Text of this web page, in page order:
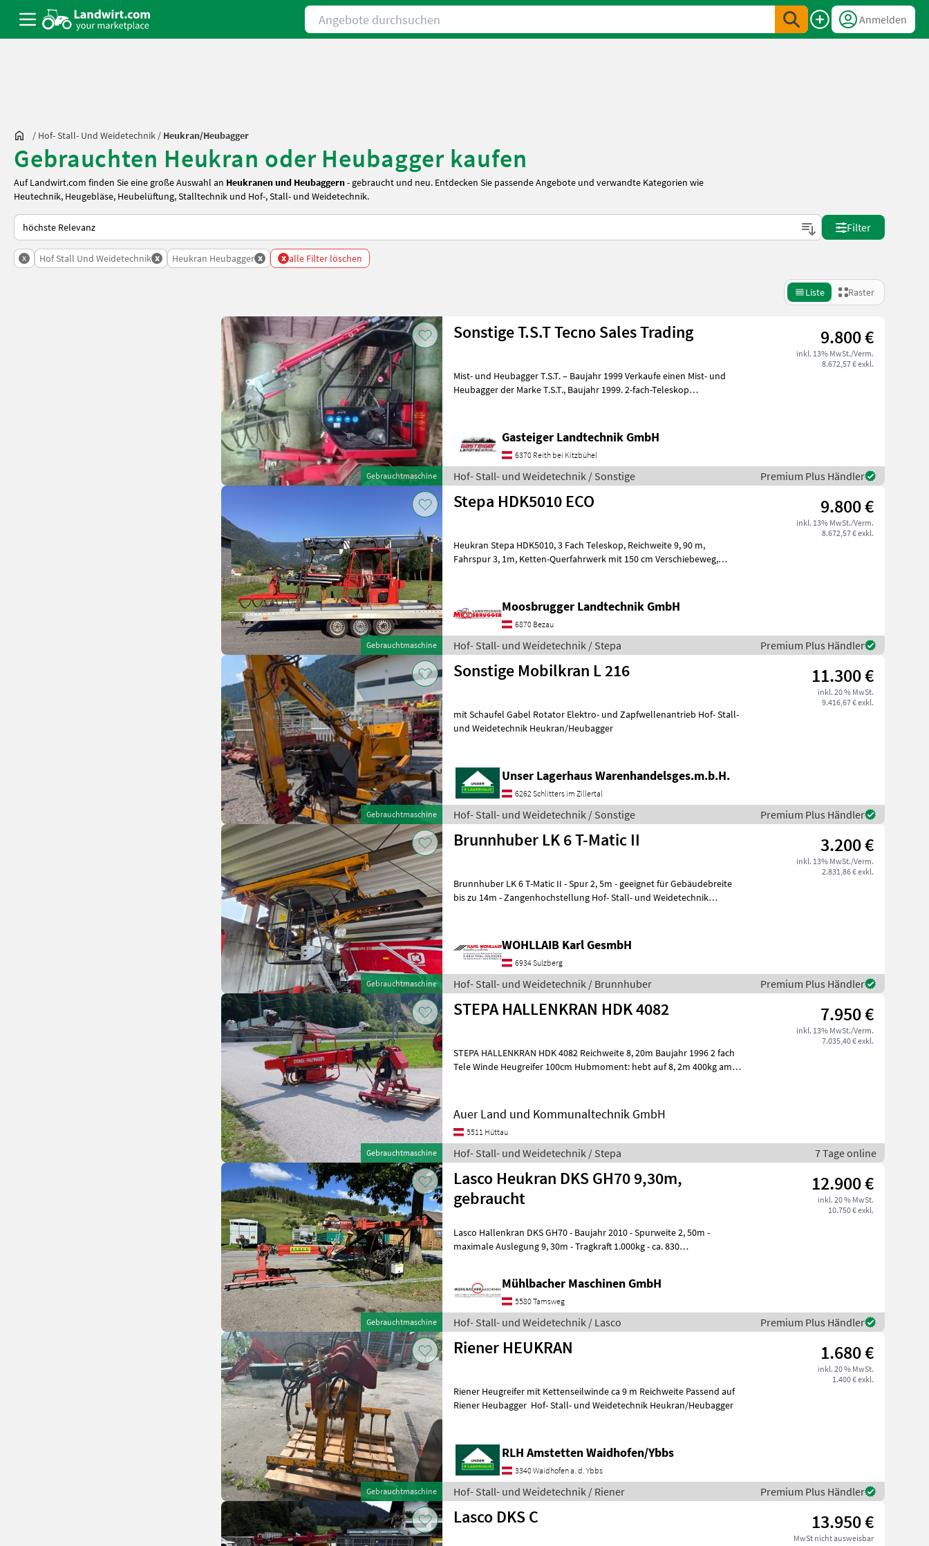
Angebote durchsuchen
Anmelden
/ Hof- Stall- Und Weidetechnik / Heukran/Heubagger
Gebrauchten Heukran oder Heubagger kaufen
Auf Landwirt.com finden Sie eine große Auswahl an Heukranen und Heubaggern- gebraucht und neu. Entdecken Sie passende Angebote und verwandte Kategorien wie
Heutechnik, Heugebläse, Heubelüftung,Stalltechnik und Hof-, Stall- und Weidetechnik.
So wird auf Landwirt.com sortiert
Filter
x Hof Stall Und Weidetechnik x Heukran Heubagger x x alle Filter löschen
Liste Raster
Gebrauchtmaschine
Sonstige T.S.T Tecno Sales Trading 9.800 €
inkl. 13% MwSt./Verm.
8.672,57 € exkl.
Mist- und Heubagger T.S.T. – Baujahr 1999 Verkaufe einen Mist- und
Heubagger der Marke T.S.T., Baujahr 1999. 2-fach-Teleskop
Gasteiger Landtechnik GmbH
6370 Reith bei Kitzbühel
Hof- Stall- und Weidetechnik / Sonstige Premium Plus Händler
Gebrauchtmaschine
Stepa HDK5010 ECO 9.800 €
inkl. 13% MwSt./Verm.
8.672,57 € exkl.
Heukran Stepa HDK5010, 3 Fach Teleskop, Reichweite 9, 90 m,
Fahrspur 3, 1m, Ketten-Querfahrwerk mit 150 cm Verschiebeweg,
Moosbrugger Landtechnik GmbH
6870 Bezau
Hof- Stall- und Weidetechnik / Stepa Premium Plus Händler
Gebrauchtmaschine
Sonstige Mobilkran L 216 11.300 €
inkl. 20 % MwSt.
9.416,67 € exkl.
mit Schaufel Gabel Rotator Elektro- und Zapfwellenantrieb Hof- Stall-
und Weidetechnik Heukran/Heubagger
Unser Lagerhaus Warenhandelsges.m.b.H.
6262 Schlitters im Zillertal
Hof- Stall- und Weidetechnik / Sonstige Premium Plus Händler
Gebrauchtmaschine
Brunnhuber LK 6 T-Matic II 3.200 €
inkl. 13% MwSt./Verm.
2.831,86 € exkl.
Brunnhuber LK 6 T-Matic II - Spur 2, 5m - geeignet für Gebäudebreite
bis zu 14m - Zangenhochstellung Hof- Stall- und Weidetechnik
WOHLLAIB Karl GesmbH
6934 Sulzberg
Hof- Stall- und Weidetechnik / Brunnhuber Premium Plus Händler
Gebrauchtmaschine
STEPA HALLENKRAN HDK 4082 7.950 €
inkl. 13% MwSt./Verm.
7.035,40 € exkl.
STEPA HALLENKRAN HDK 4082 Reichweite 8, 20m Baujahr 1996 2 fach
Tele Winde Heugreifer 100cm Hubmoment: hebt auf 8, 2m 400kg am
Auer Land und Kommunaltechnik GmbH
5511 Hüttau
Hof- Stall- und Weidetechnik / Stepa 7 Tage online
Gebrauchtmaschine
Lasco Heukran DKS GH70 9,30m,
gebraucht
12.900 €
inkl. 20 % MwSt.
10.750 € exkl.
Lasco Hallenkran DKS GH70 - Baujahr 2010 - Spurweite 2, 50m -
maximale Auslegung 9, 30m - Tragkraft 1.000kg - ca. 830
Mühlbacher Maschinen GmbH
5580 Tamsweg
Hof- Stall- und Weidetechnik / Lasco Premium Plus Händler
Gebrauchtmaschine
Riener HEUKRAN 1.680 €
inkl. 20 % MwSt.
1.400 € exkl.
Riener Heugreifer mit Kettenseilwinde ca 9 m Reichweite Passend auf
Riener Heubagger Hof- Stall- und Weidetechnik Heukran/Heubagger
RLH Amstetten Waidhofen/Ybbs
3340 Waidhofen a. d. Ybbs
Hof- Stall- und Weidetechnik / Riener Premium Plus Händler
Lasco DKS C 13.950 €
MwSt nicht ausweisbar